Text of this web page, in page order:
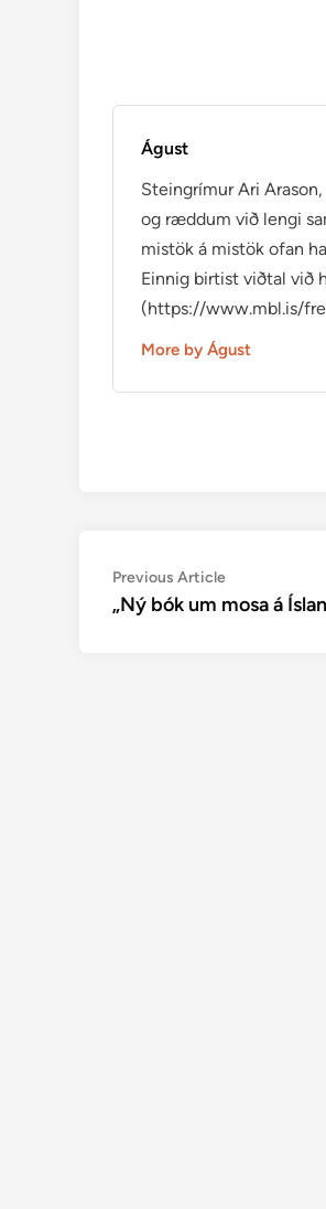
Águst
Steingrímur Ari
og ræddum við lengi
mistök á mistök ofan
Einnig birtist viðtal við
(https://www.mbl.is/
More by Águst
Post
navigation
Previous ArticlePrevious
article:
„Ný bók um mosa á